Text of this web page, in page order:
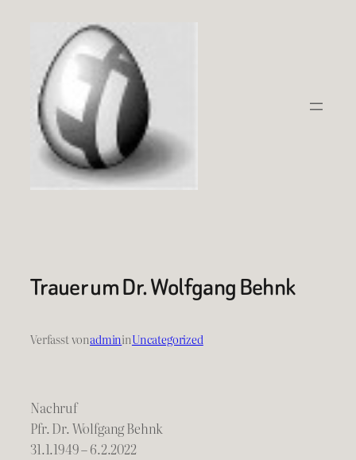
springen
Trauer um Dr. Wolfgang Behnk
Verfasst vonadmininUncategorized
Nachruf
Pfr. Dr. Wolfgang Behnk
31.1.1949 – 6.2.2022